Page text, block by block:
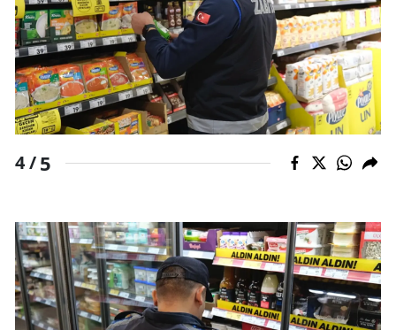
Samsun
Siirt
Sinop
Sivas
Tekirdağ
Trabzon
Tunceli
Şanlıurfa
4 /5